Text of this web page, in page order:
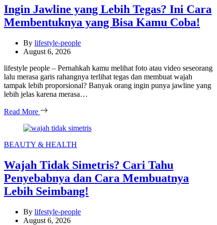
Ingin Jawline yang Lebih Tegas? Ini Cara
Membentuknya yang Bisa Kamu Coba!
By lifestyle-people
August 6, 2026
lifestyle people – Pernahkah kamu melihat foto atau video seseorang
lalu merasa garis rahangnya terlihat tegas dan membuat wajah
tampak lebih proporsional? Banyak orang ingin punya jawline yang
lebih jelas karena merasa…
Read More
Categories
BEAUTY & HEALTH
Wajah Tidak Simetris? Cari Tahu
Penyebabnya dan Cara Membuatnya
Lebih Seimbang!
By lifestyle-people
August 6, 2026